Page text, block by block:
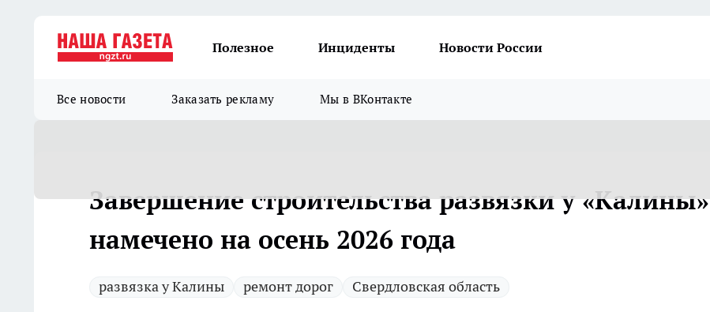
Полезное Инциденты Новости России
Все новости Заказать рекламу Мы в ВКонтакте
Завершение строительства развязки у «Калины»
намечено на осень 2026 года
развязка у Калины ремонт дорог Свердловская область